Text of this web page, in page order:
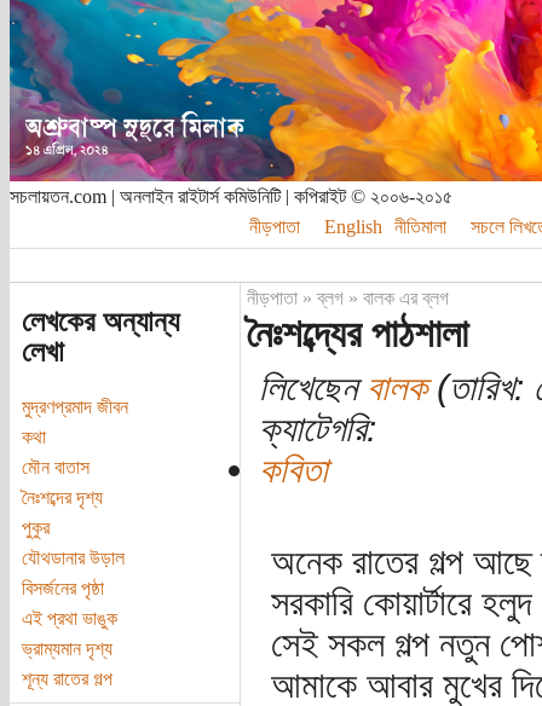
সচলায়তন.com | অনলাইন রাইটার্স কমিউনিটি | কপিরাইট © ২০০৬-২০১৫
নীড়পাতা
English নীতিমালা সচলে
লেখকের অন্যান্য
লেখা
মুদ্রণপ্রমাদ জীবন
কথা
মৌন বাতাস
নৈঃশব্দের দৃশ্য
পুকুর
যৌথডানার উড়াল
বিসর্জনের পৃষ্ঠা
এই প্রথা ভাঙুক
ভ্রাম্যমান দৃশ্য
শূন্য রাতের গল্প
নীড়পাতা»ব্লগ» বালক এর ব্লগ
নৈঃশব্দ্যের পাঠশালা
লিখেছেনবালক(তারিখ:
ক্যাটেগরি:
কবিতা
অনেক রাতের গল্প আছে
সরকারি কোয়ার্টারে
সেই সকল গল্প নতুন
আমাকে আবার মুখের